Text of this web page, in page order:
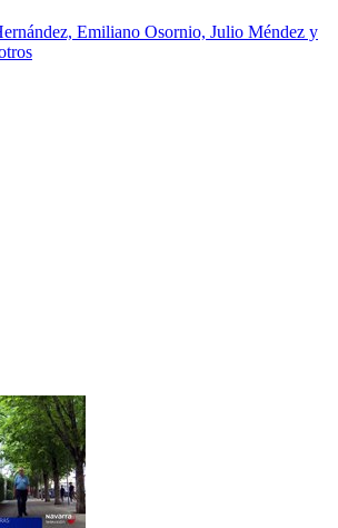
Emiliano Osornio, Julio Méndez y